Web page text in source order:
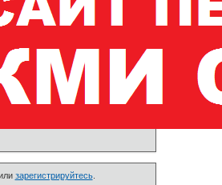
зарегистрируйтесь.